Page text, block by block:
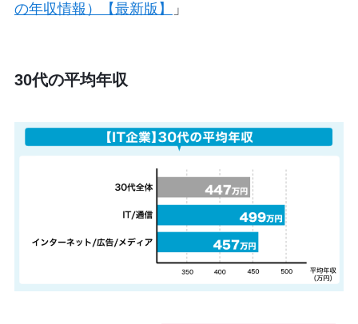
の年収情報）【最新版】
」
30代の平均年収